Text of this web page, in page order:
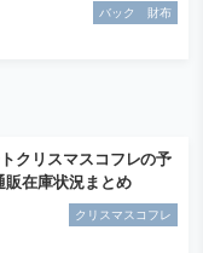
バック 財布
クリスマスコフレの予
在庫状況まとめ
クリスマスコフレ